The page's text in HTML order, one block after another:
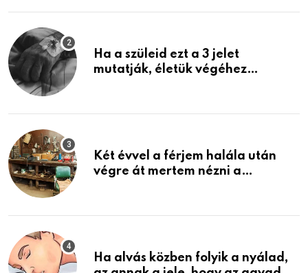
Ha a szüleid ezt a 3 jelet
mutatják, életük végéhez
Két évvel a férjem halála után
végre át mertem nézni a
életemet
Ha alvás közben folyik a nyálad,